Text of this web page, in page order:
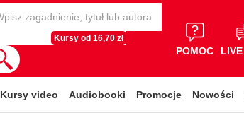
Kursy od 16,70 zł
POMOC
Kursy video Audiobooki Promocje Nowości